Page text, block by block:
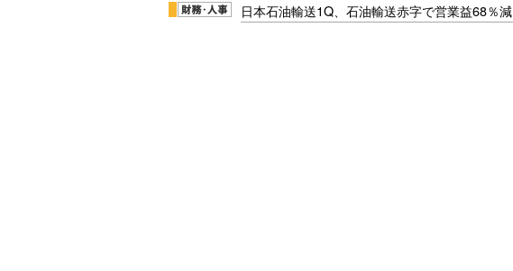
日本石油輸送1Q、石油輸送赤字で営業益68％減